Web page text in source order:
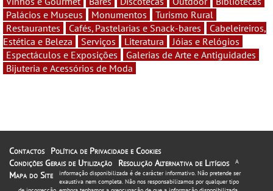
Palácios e Museus
Monumentos
Turismo Rural
Restaurantes
Cafés, Pastelarias e Snack-bares
Cabeleireiros,
Estética e Beleza
Serviços Literatura
Jóias e Relógios
Espectáculos e Exposições
Galerias de Arte e Antiguidades
Bijuteria e Acessórios de Moda
Contactos
Política de Privacidade e Cookies
Condições Gerais de Utilização
Resolução Alternativa de Litígios
Mapa do Site
A
informação disponibilizada é de carácter informativo. Não pretende ser
exaustiva nem completa. Não nos responsabilizamos por qualquer tipo